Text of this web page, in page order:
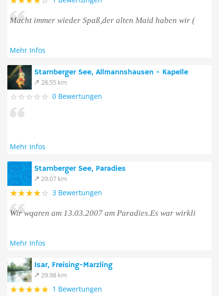
Macht immer wieder Spaß,der alten Maid haben wir (
Mehr Infos
Starnberger See, Allmannshausen - Kapelle
28.55 km
0 Bewertungen
Mehr Infos
Starnberger See, Paradies
29.07 km
3 Bewertungen
Wir wqaren am 13.03.2007 am Paradies.Es war wirkli
Mehr Infos
Isar, Freising-Marzling
29.98 km
1 Bewertungen